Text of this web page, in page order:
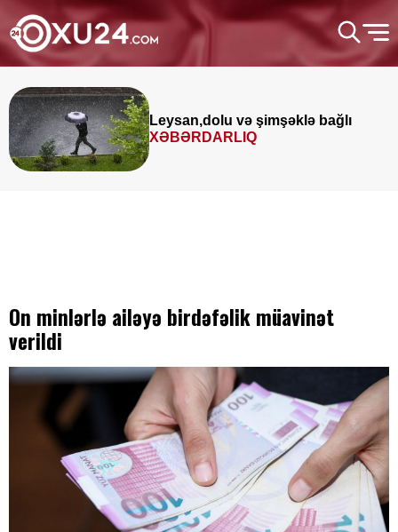
Leysan,dolu və şimşəklə bağlı
XƏBƏRDARLIQ
On minlərlə ailəyə birdəfəlik müavinət
verildi